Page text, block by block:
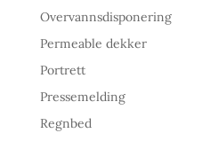
Overvannsdisponering
Permeable dekker
Portrett
Pressemelding
Regnbed